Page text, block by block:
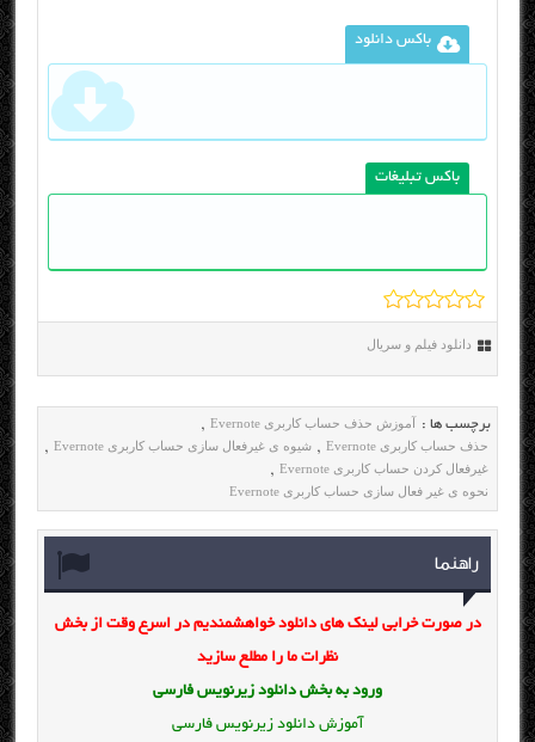
باکس دانلود
باکس تبلیغات
دانلود فیلم و سریال
برچسب ها : آموزش حذف حساب کاربری Evernote ,
حذف حساب کاربری Evernote , شیوه ی غیرفعال سازی حساب کاربری Evernote ,
غیرفعال کردن حساب کاربری Evernote ,
نحوه ی غیر فعال سازی حساب کاربری Evernote
راهنما
در صورت خرابی لینک های دانلود خواهشمندیم در اسرع وقت از بخش
نظرات ما را مطلع سازید
ورود به بخش دانلود زیرنویس فارسی
آموزش دانلود زیرنویس فارسی